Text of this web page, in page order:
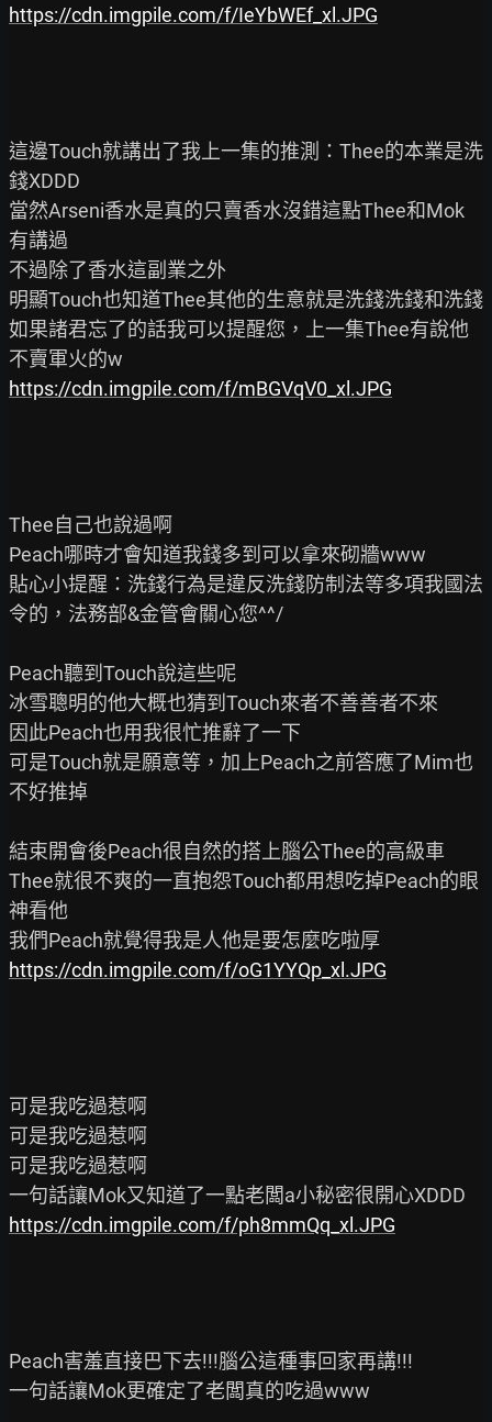
https://cdn.imgpile.com/f/IeYbWEf_xl.JPG
這邊Touch就講出了我上一集的推測：Thee的本業是洗
錢XDDD
當然Arseni香水是真的只賣香水沒錯這點Thee和Mok
有講過
不過除了香水這副業之外
明顯Touch也知道Thee其他的生意就是洗錢洗錢和洗錢
如果諸君忘了的話我可以提醒您，上一集Thee有說他
https://cdn.imgpile.com/f/mBGVqV0_xl.JPG
Thee自己也說過啊
Peach哪時才會知道我錢多到可以拿來砌牆www
貼心小提醒：洗錢行為是違反洗錢防制法等多項我國法
令的，法務部&金管會關心您^^/
Peach聽到Touch說這些呢
冰雪聰明的他大概也猜到Touch來者不善善者不來
因此Peach也用我很忙推辭了一下
可是Touch就是願意等，加上Peach之前答應了Mim也
不好推掉
結束開會後Peach很自然的搭上腦公Thee的高級車
Thee就很不爽的一直抱怨Touch都用想吃掉Peach的眼
神看他
https://cdn.imgpile.com/f/oG1YYQp_xl.JPG
可是我吃過惹啊
可是我吃過惹啊
可是我吃過惹啊
https://cdn.imgpile.com/f/ph8mmQq_xl.JPG
Peach害羞直接巴下去!!!腦公這種事回家再講!!!
一句話讓Mok更確定了老闆真的吃過www